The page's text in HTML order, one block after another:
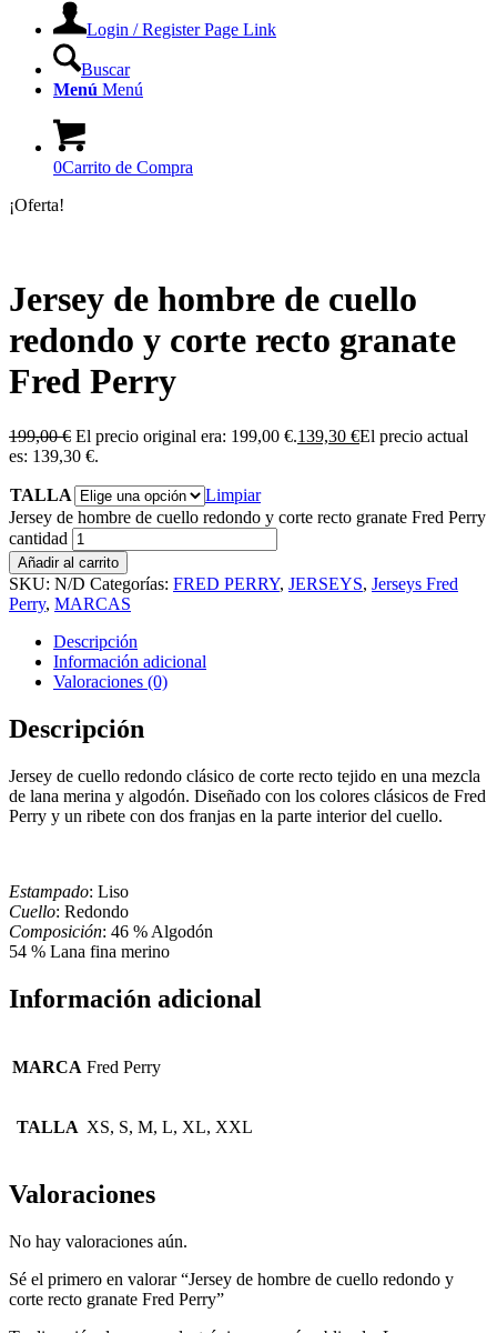
Login / Register Page Link
Buscar
Menú Menú
0Carrito de Compra
¡Oferta!
Jersey de hombre de cuello
redondo y corte recto granate
Fred Perry
199,00€ El precio original era: 199,00 €.139,30 €El precio actual
es: 139,30 €.
TALLA
Limpiar
Jersey de hombre de cuello redondo y corte recto granate Fred Perry
cantidad
Añadir al carrito
SKU: N/D Categorías: FRED PERRY, JERSEYS, Jerseys Fred
Perry, MARCAS
Descripción
Información adicional
Valoraciones (0)
Descripción
Jersey de cuello redondo clásico de corte recto tejido en una mezcla
de lana merina y algodón. Diseñado con los colores clásicos de Fred
Perry y un ribete con dos franjas en la parte interior del cuello.
Estampado: Liso
Cuello: Redondo
Composición: 46 % Algodón
54 % Lana fina merino
Información adicional
MARCA Fred Perry
TALLA XS, S, M, L, XL, XXL
Valoraciones
No hay valoraciones aún.
Sé el primero en valorar “Jersey de hombre de cuello redondo y
corte recto granate Fred Perry”